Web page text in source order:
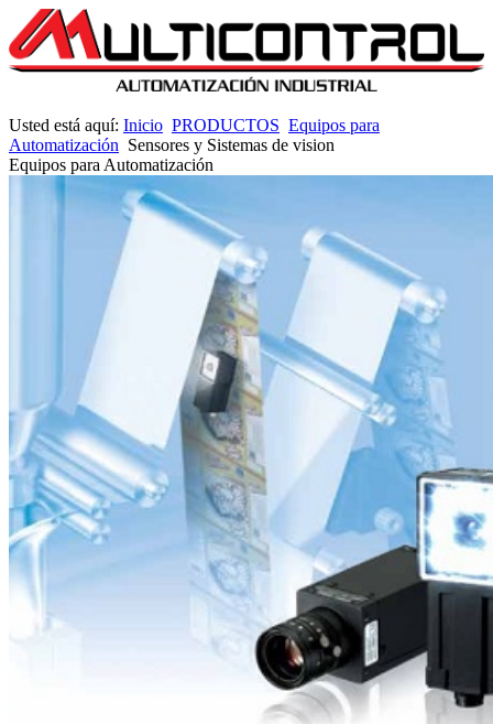
Usted está aquí: Inicio PRODUCTOS Equipos para
Automatización Sensores y Sistemas de vision
Equipos para Automatización